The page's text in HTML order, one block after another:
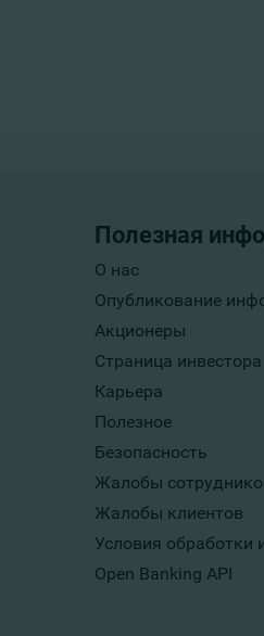
Полезная
О нас
Опубликование
Акционеры
Страница инвестора
Карьера
Полезное
Безопасность
Жалобы
Жалобы клиентов
Условия
Open Banking API